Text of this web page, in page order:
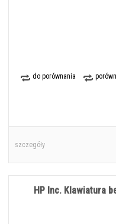
do porównania
szczegóły
HP Inc. Klawiatura